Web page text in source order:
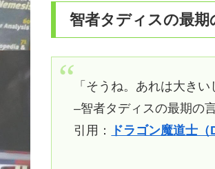
智者タディスの最期
「そうね。あれは大き
–智者タディスの最期の
引用：
ドラゴン魔道士（